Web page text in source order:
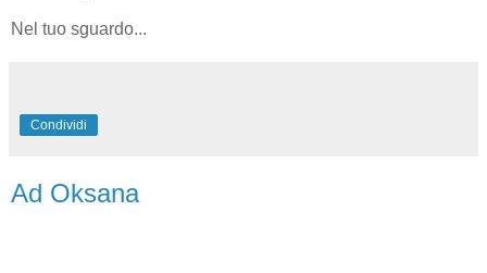
Nel tuo sguardo...
Condividi
Ad Oksana